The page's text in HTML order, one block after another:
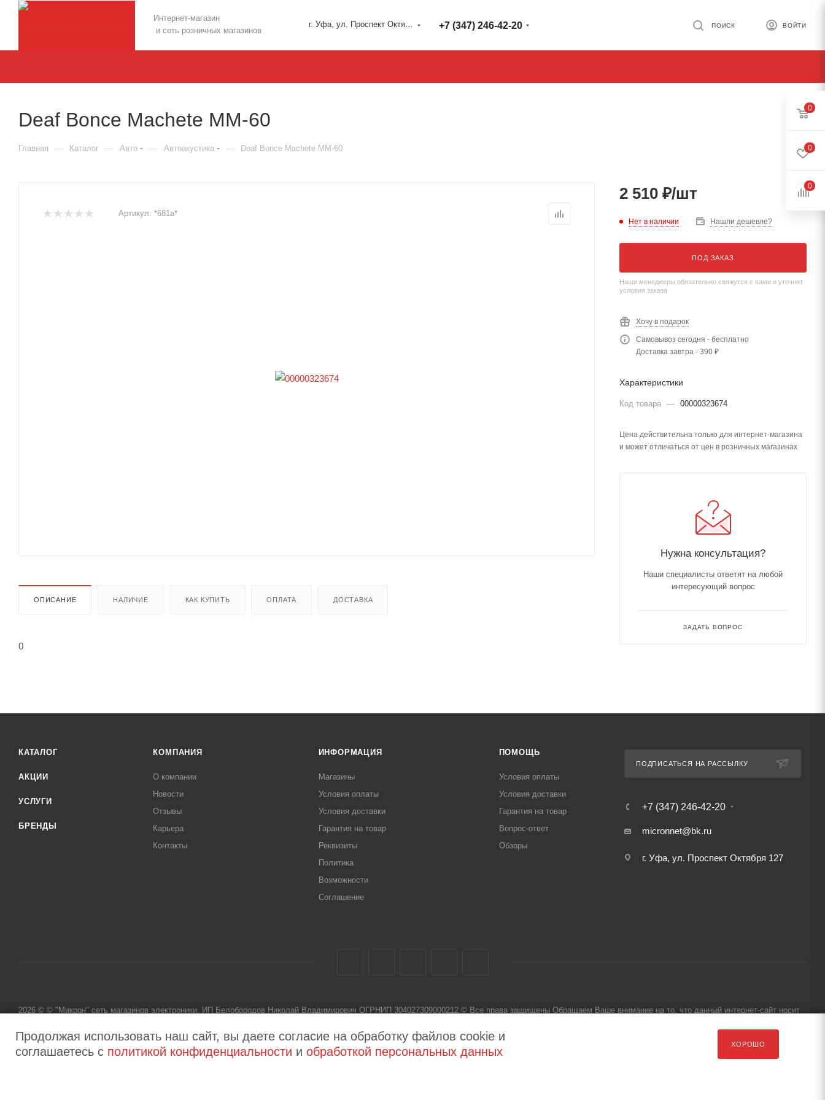
Интернет-магазин
и сеть розничных магазинов
г. Уфа, ул. Проспект Октября 127 +7 (347) 246-42-20 ВОЙТИ
ПОИСК
Deaf Bonce Machete MM-60
Главная — Каталог — Авто — Автоакустика — Deaf Bonce Machete MM-60
Артикул: *681а*
ОПИСАНИЕ НАЛИЧИЕ КАК КУПИТЬ ОПЛАТА ДОСТАВКА
0
2 510 ₽/шт
Нет в наличии Нашли дешевле?
ПОД ЗАКАЗ
Наши менеджеры обязательно свяжутся с вами и уточнят
условия заказа
Хочу в подарок
Самовывоз сегодня - бесплатно
Доставка завтра - 390 ₽
Характеристики
Код товара — 00000323674
Цена действительна только для интернет-магазина
и может отличаться от цен в розничных магазинах
Нужна консультация?
Наши специалисты ответят на любой
интересующий вопрос
ЗАДАТЬ ВОПРОС
КАТАЛОГ
АКЦИИ
УСЛУГИ
БРЕНДЫ
КОМПАНИЯ
О компании
Новости
Отзывы
Карьера
Контакты
ИНФОРМАЦИЯ
Магазины
Условия оплаты
Условия доставки
Гарантия на товар
Реквизиты
Политика
Возможности
Соглашение
ПОМОЩЬ
Условия оплаты
Условия доставки
Гарантия на товар
Вопрос-ответ
Обзоры
ПОДПИСАТЬСЯ НА РАССЫЛКУ
+7 (347) 246-42-20
micronnet@bk.ru
г. Уфа, ул. Проспект Октября 127
2026 © © "Микрон" сеть магазинов электроники. ИП Белобородов Николай Владимирович ОГРНИП 304027309000212 © Все права защищены Обращаем Ваше внимание на то, что данный интернет-сайт носит
0
0
0
Продолжая использовать наш сайт, вы даете согласие на обработку файлов cookie и
соглашаетесь с политикой конфиденциальности и обработкой персональных данных
ХОРОШО